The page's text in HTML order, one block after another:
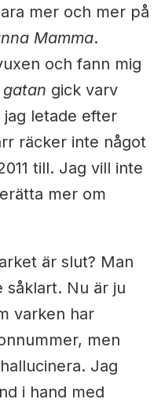
mer och mer på
Mamma.
och fann mig
gick varv
letade efter
räcker inte något
till. Jag vill inte
mer om
är slut? Man
såklart. Nu är ju
varken har
men
Jag
i hand med